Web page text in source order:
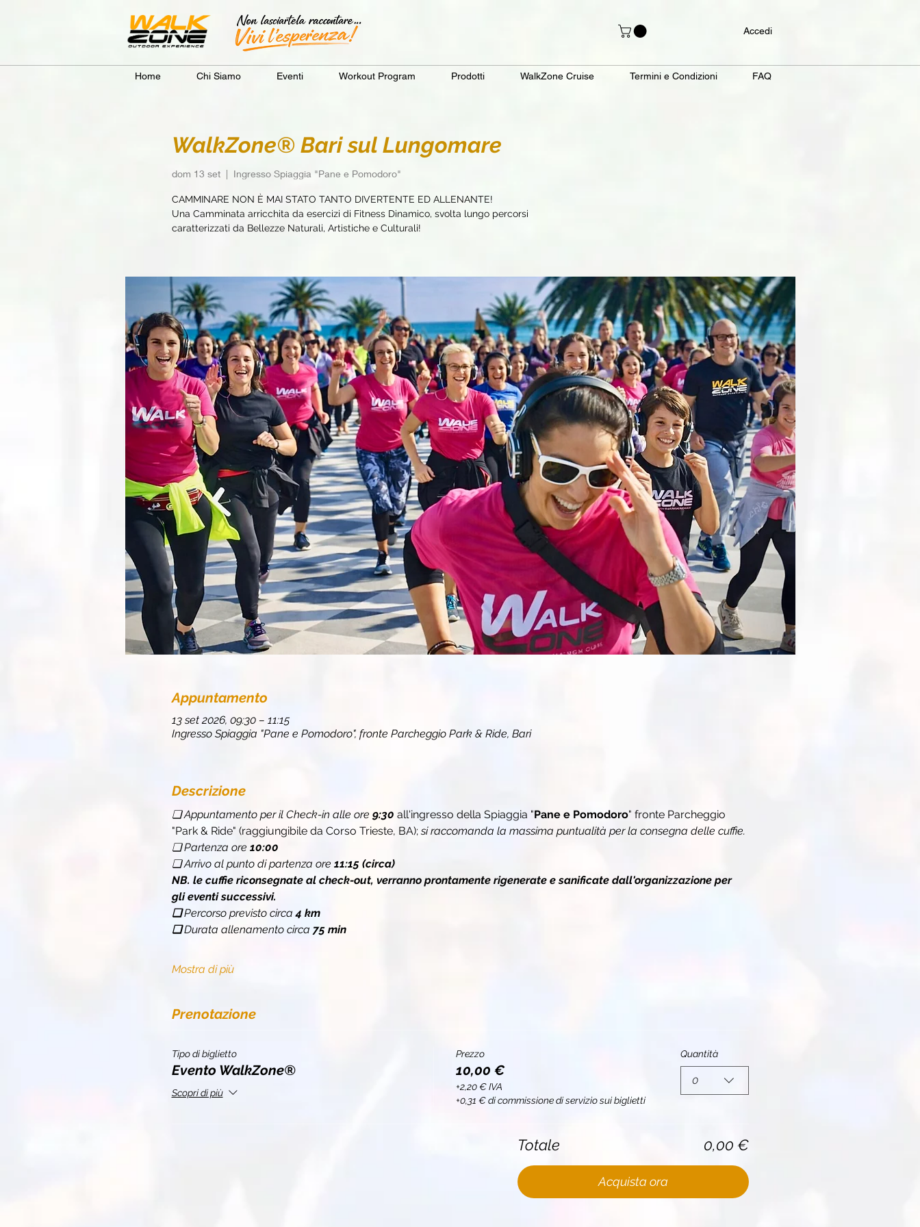
Accedi
Home Chi Siamo Eventi Workout Program Prodotti WalkZone Cruise Termini e Condizioni FAQ
WalkZone® Bari sul Lungomare
dom 13 set
  |
Ingresso Spiaggia "Pane e Pomodoro"
CAMMINARE NON È MAI STATO TANTO DIVERTENTE ED ALLENANTE!
Una Camminata arricchita da esercizi di Fitness Dinamico, svolta lungo percorsi
caratterizzati da Bellezze Naturali, Artistiche e Culturali!
Appuntamento
13 set 2026, 09:30 – 11:15
Ingresso Spiaggia "Pane e Pomodoro", fronte Parcheggio Park & Ride, Bari
Descrizione
❏ Appuntamento per il Check-in alle ore 9:30 all'ingresso della Spiaggia "Pane e Pomodoro" fronte Parcheggio
"Park & Ride" (raggiungibile da Corso Trieste, BA); si raccomanda la massima puntualità per la consegna delle cuffie.
❏ Partenza ore 10:00
❏ Arrivo al punto di partenza ore 11:15 (circa)
NB. le cuffie riconsegnate al check-out, verranno prontamente rigenerate e sanificate dall'organizzazione per
gli eventi successivi.
❏ Percorso previsto circa 4 km
❏ Durata allenamento circa 75 min
Mostra di più
Prenotazione
Tipo di biglietto
Evento WalkZone®
Scopri di più
Prezzo
10,00 €
+2,20 € IVA
+0,31 € di commissione di servizio sui biglietti
Quantità
0
Totale 0,00 €
Acquista ora